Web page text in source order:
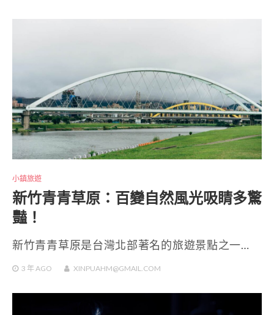
小鎮旅遊
新竹青青草原：百變自然風光吸睛多驚
豔！
新竹青青草原是台灣北部著名的旅遊景點之一…
3 年AGO XINPUAHM@GMAIL.COM